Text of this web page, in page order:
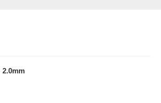
2.0mm